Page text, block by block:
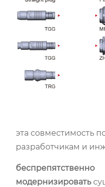
эта совместимость
разработчикам и
беспрепятственно
модернизировать